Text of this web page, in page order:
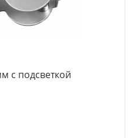
с подсветкой